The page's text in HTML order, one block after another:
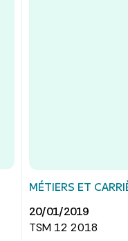
MÉTIERS ET
20/01/2019
TSM 12 2018